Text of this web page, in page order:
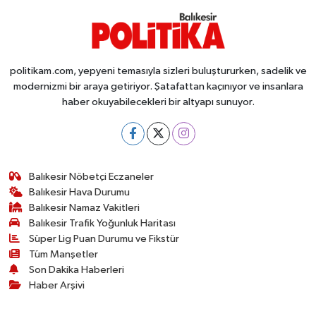
politikam.com, yepyeni temasıyla sizleri buluştururken, sadelik ve
modernizmi bir araya getiriyor. Şatafattan kaçınıyor ve insanlara
haber okuyabilecekleri bir altyapı sunuyor.
Balıkesir Nöbetçi Eczaneler
Balıkesir Hava Durumu
Balıkesir Namaz Vakitleri
Balıkesir Trafik Yoğunluk Haritası
Süper Lig Puan Durumu ve Fikstür
Tüm Manşetler
Son Dakika Haberleri
Haber Arşivi